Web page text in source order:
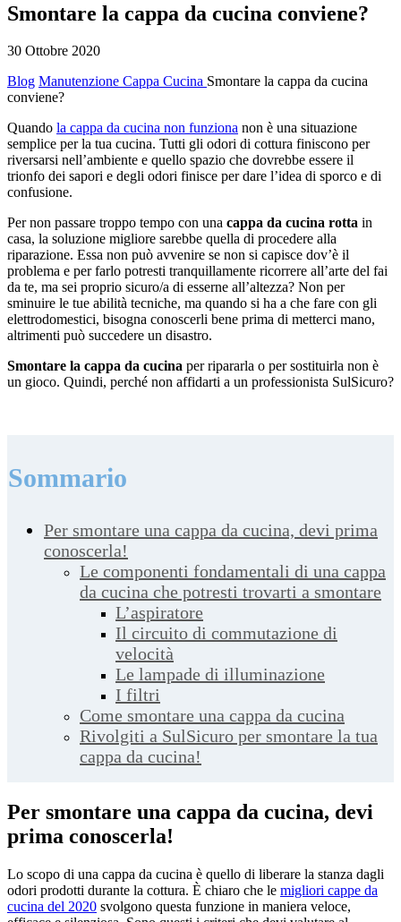
Smontare la cappa da cucina conviene?
30 Ottobre 2020
Blog Manutenzione Cappa Cucina Smontare la cappa da cucina
conviene?
Quando la cappa da cucina non funziona non è una situazione
semplice per la tua cucina. Tutti gli odori di cottura finiscono per
riversarsi nell’ambiente e quello spazio che dovrebbe essere il
trionfo dei sapori e degli odori finisce per dare l’idea di sporco e di
confusione.
Per non passare troppo tempo con una cappa da cucina rotta in
casa, la soluzione migliore sarebbe quella di procedere alla
riparazione. Essa non può avvenire se non si capisce dov’è il
problema e per farlo potresti tranquillamente ricorrere all’arte del fai
da te, ma sei proprio sicuro/a di esserne all’altezza? Non per
sminuire le tue abilità tecniche, ma quando si ha a che fare con gli
elettrodomestici, bisogna conoscerli bene prima di metterci mano,
altrimenti può succedere un disastro.
Smontare la cappa da cucina per ripararla o per sostituirla non è
un gioco. Quindi, perché non affidarti a un professionista SulSicuro?
Sommario
Per smontare una cappa da cucina, devi prima
conoscerla!
Le componenti fondamentali di una cappa
da cucina che potresti trovarti a smontare
L’aspiratore
Il circuito di commutazione di
velocità
Le lampade di illuminazione
I filtri
Come smontare una cappa da cucina
Rivolgiti a SulSicuro per smontare la tua
cappa da cucina!
Per smontare una cappa da cucina, devi
prima conoscerla!
Lo scopo di una cappa da cucina è quello di liberare la stanza dagli
odori prodotti durante la cottura. È chiaro che le migliori cappe da
cucina del 2020 svolgono questa funzione in maniera veloce,